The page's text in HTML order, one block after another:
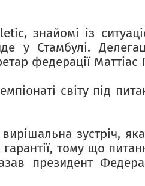
знайомі із
у Стамбулі.
федерації
світу під
зустріч,
тому що
президент